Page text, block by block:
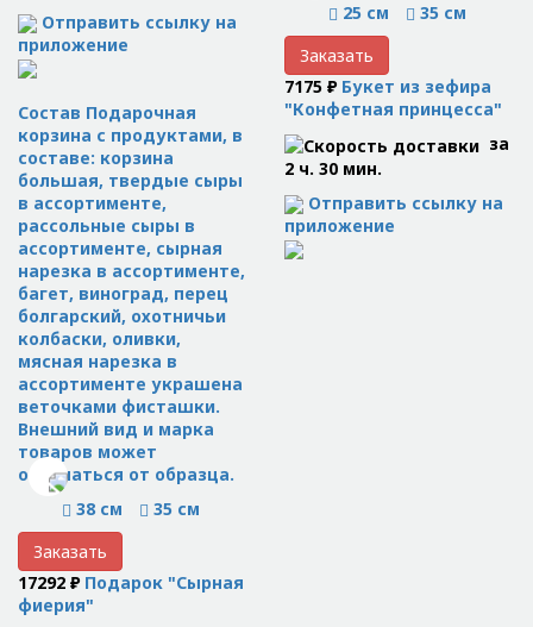
25 см
35 см
Заказать
7175 ₽ Букет из зефира
"Конфетная принцесса"
за
2 ч. 30 мин.
Отправить ссылку на
приложение
Отправить ссылку на
приложение
Состав Подарочная
корзина с продуктами, в
составе: корзина
большая, твердые сыры
в ассортименте,
рассольные сыры в
ассортименте, сырная
нарезка в ассортименте,
багет, виноград, перец
болгарский, охотничьи
колбаски, оливки,
мясная нарезка в
ассортименте украшена
веточками фисташки.
Внешний вид и марка
товаров может
отличаться от образца.
38 см
35 см
Заказать
17292 ₽ Подарок "Сырная
фиерия"